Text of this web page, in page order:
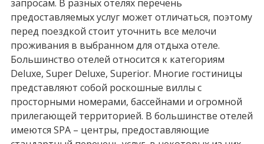
запросам. В разных отелях перечень
предоставляемых услуг может отличаться, поэтому
перед поездкой стоит уточнить все мелочи
проживания в выбранном для отдыха отеле.
Большинство отелей относится к категориям
Deluxe, Super Deluxe, Superior. Многие гостиницы
представляют собой роскошные виллы с
просторными номерами, бассейнами и огромной
прилегающей территорией. В большинстве отелей
имеются SPA – центры, предоставляющие